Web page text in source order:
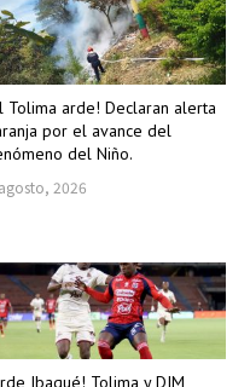
Tolima arde! Declaran alerta
por el avance del
del Niño.
2026
Ibagué! Tolima y DIM